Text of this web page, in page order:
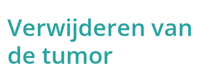
De moderne geneeskunde begint meer en meer een
preventieve geneeskunde te worden. Ook inzake
borstkanker is hier de laatste jaren, met de
Verwijderen van
de tumor